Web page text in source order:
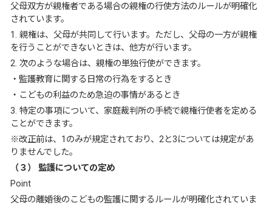
父母双方が親権者である場合の親権の行使方法のルールが明確化
されています。
1. 親権は、父母が共同して行います。ただし、父母の一方が親権
を行うことができないときは、他方が行います。
2. 次のような場合は、親権の単独行使ができます。
・監護教育に関する日常の行為をするとき
・こどもの利益のため急迫の事情があるとき
3. 特定の事項について、家庭裁判所の手続で親権行使者を定める
ことができます。
※改正前は、1のみが規定されており、2と3については規定があ
りませんでした。
（３） 監護についての定め
Point
父母の離婚後のこどもの監護に関するルールが明確化されていま